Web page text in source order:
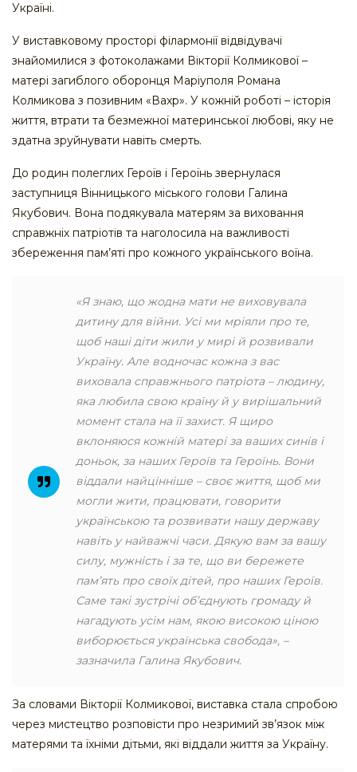
Україні.
У виставковому просторі філармонії відвідувачі
знайомилися з фотоколажами Вікторії Колмикової –
матері загиблого оборонця Маріуполя Романа
Колмикова з позивним «Вахр». У кожній роботі – історія
життя, втрати та безмежної материнської любові, яку не
здатна зруйнувати навіть смерть.
До родин полеглих Героїв і Героїнь звернулася
заступниця Вінницького міського голови Галина
Якубович. Вона подякувала матерям за виховання
справжніх патріотів та наголосила на важливості
збереження пам’яті про кожного українського воїна.
«Я знаю, що жодна мати не виховувала
дитину для війни. Усі ми мріяли про те,
щоб наші діти жили у мирі й розвивали
Україну. Але водночас кожна з вас
виховала справжнього патріота – людину,
яка любила свою країну й у вирішальний
момент стала на її захист. Я щиро
вклоняюся кожній матері за ваших синів і
доньок, за наших Героїв та Героїнь. Вони
віддали найцінніше – своє життя, щоб ми
могли жити, працювати, говорити
українською та розвивати нашу державу
навіть у найважчі часи. Дякую вам за вашу
силу, мужність і за те, що ви бережете
пам’ять про своїх дітей, про наших Героїв.
Саме такі зустрічі об’єднують громаду й
нагадують усім нам, якою високою ціною
виборюється українська свобода», –
зазначила Галина Якубович.
За словами Вікторії Колмикової, виставка стала спробою
через мистецтво розповісти про незримий зв’язок між
матерями та їхніми дітьми, які віддали життя за Україну.